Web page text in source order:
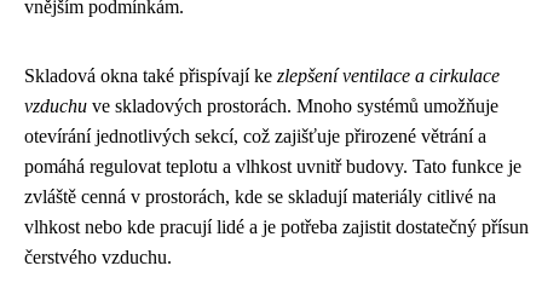
vnějším podmínkám.
Skladová okna také přispívají ke zlepšení ventilace a cirkulace
vzduchu ve skladových prostorách. Mnoho systémů umožňuje
otevírání jednotlivých sekcí, což zajišťuje přirozené větrání a
pomáhá regulovat teplotu a vlhkost uvnitř budovy. Tato funkce je
zvláště cenná v prostorách, kde se skladují materiály citlivé na
vlhkost nebo kde pracují lidé a je potřeba zajistit dostatečný přísun
čerstvého vzduchu.